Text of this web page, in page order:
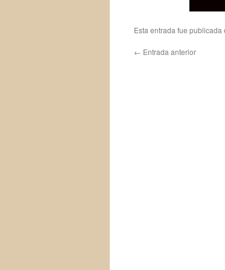
Esta entrada fue publicada
← Entrada anterior